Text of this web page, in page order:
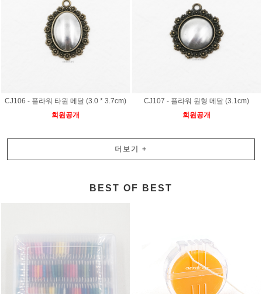
CJ106 - 플라워 타원 메달 (3.0 * 3.7cm)
회원공개
CJ107 - 플라워 원형 메달 (3.1cm)
회원공개
더보기 +
BEST OF BEST